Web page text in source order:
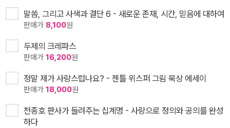
말씀, 그리고 사색과 결단 6 - 새로운 존재, 시간, 믿음에 대하여
판매가 8,100원
두제의 크레파스
판매가 16,200원
정말 제가 사랑스럽나요? - 젠틀 위스퍼 그림 묵상 에세이
판매가 18,000원
천종호 판사가 들려주는 십계명 - 사랑으로 정의와 공의를 완성
하다